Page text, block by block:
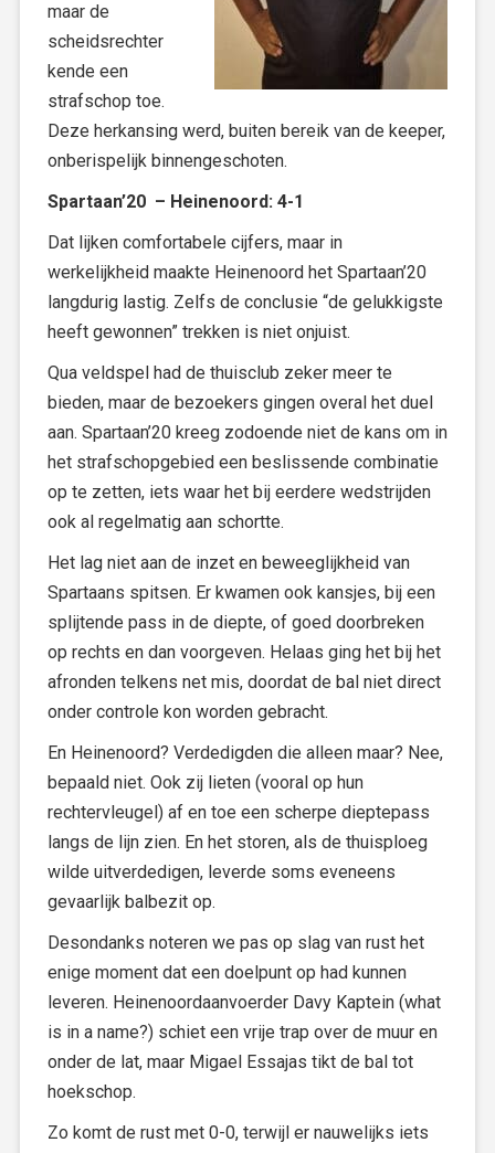
maar de
scheidsrechter
kende een
strafschop toe.
Deze herkansing werd, buiten bereik van de keeper,
onberispelijk binnengeschoten.
Spartaan’20 – Heinenoord: 4-1
Dat lijken comfortabele cijfers, maar in
werkelijkheid maakte Heinenoord het Spartaan’20
langdurig lastig. Zelfs de conclusie “de gelukkigste
heeft gewonnen” trekken is niet onjuist.
Qua veldspel had de thuisclub zeker meer te
bieden, maar de bezoekers gingen overal het duel
aan. Spartaan’20 kreeg zodoende niet de kans om in
het strafschopgebied een beslissende combinatie
op te zetten, iets waar het bij eerdere wedstrijden
ook al regelmatig aan schortte.
Het lag niet aan de inzet en beweeglijkheid van
Spartaans spitsen. Er kwamen ook kansjes, bij een
splijtende pass in de diepte, of goed doorbreken
op rechts en dan voorgeven. Helaas ging het bij het
afronden telkens net mis, doordat de bal niet direct
onder controle kon worden gebracht.
En Heinenoord? Verdedigden die alleen maar? Nee,
bepaald niet. Ook zij lieten (vooral op hun
rechtervleugel) af en toe een scherpe dieptepass
langs de lijn zien. En het storen, als de thuisploeg
wilde uitverdedigen, leverde soms eveneens
gevaarlijk balbezit op.
Desondanks noteren we pas op slag van rust het
enige moment dat een doelpunt op had kunnen
leveren. Heinenoordaanvoerder Davy Kaptein (what
is in a name?) schiet een vrije trap over de muur en
onder de lat, maar Migael Essajas tikt de bal tot
hoekschop.
Zo komt de rust met 0-0, terwijl er nauwelijks iets